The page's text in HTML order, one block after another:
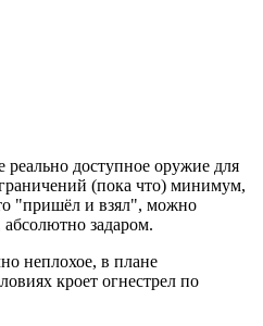
доступное оружие для
(пока что) минимум,
"пришёл и взял", можно
задаром.
неплохое, в плане
кроет огнестрел по